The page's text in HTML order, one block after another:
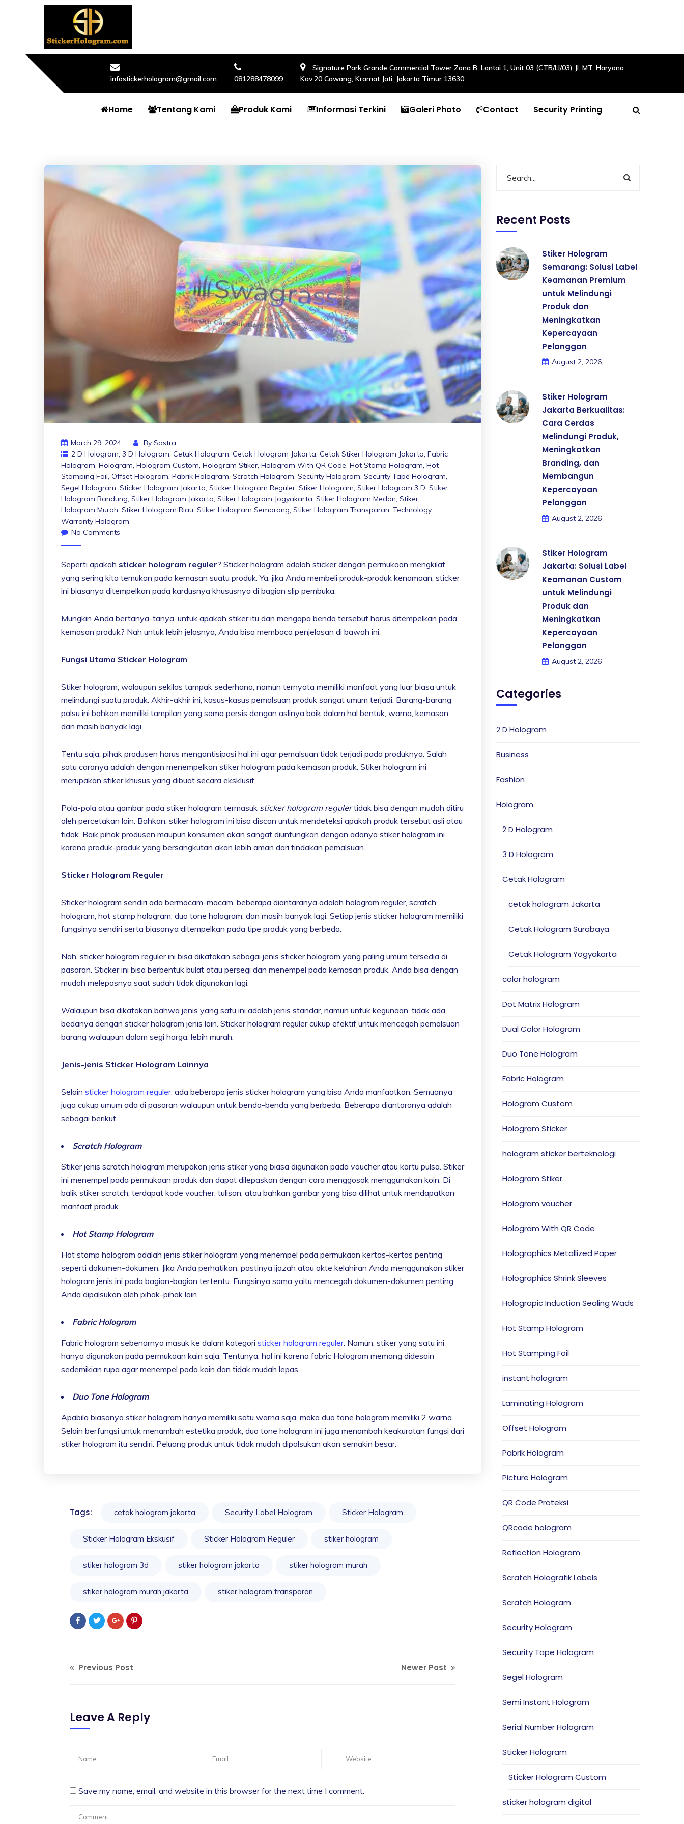
infostickerhologram@gmail.com 081288478099
Signature Park Grande Commercial Tower Zona B, Lantai 1, Unit 03 (CTB/LI/03) Jl. MT. Haryono
Kav.20 Cawang, Kramat Jati, Jakarta Timur 13630
Home Tentang Kami Produk Kami Informasi Terkini Galeri Photo Contact Security Printing
March 29, 2024 By Sastra
2 D Hologram, 3 D Hologram, Cetak Hologram, Cetak Hologram Jakarta, Cetak Stiker Hologram Jakarta, Fabric
Hologram, Hologram, Hologram Custom, Hologram Stiker, Hologram With QR Code, Hot Stamp Hologram, Hot
Stamping Foil, Offset Hologram, Pabrik Hologram, Scratch Hologram, Security Hologram, Security Tape Hologram,
Segel Hologram, Sticker Hologram Jakarta, Sticker Hologram Reguler, Stiker Hologram, Stiker Hologram 3 D, Stiker
Hologram Bandung, Stiker Hologram Jakarta, Stiker Hologram Jogyakarta, Stiker Hologram Medan, Stiker
Hologram Murah, Stiker Hologram Riau, Stiker Hologram Semarang, Stiker Hologram Transparan, Technology,
Warranty Hologram
No Comments
Seperti apakah sticker hologram reguler? Sticker hologram adalah sticker dengan permukaan mengkilat
yang sering kita temukan pada kemasan suatu produk. Ya, jika Anda membeli produk-produk kenamaan, sticker
ini biasanya ditempelkan pada kardusnya khususnya di bagian slip pembuka.
Mungkin Anda bertanya-tanya, untuk apakah stiker itu dan mengapa benda tersebut harus ditempelkan pada
kemasan produk? Nah untuk lebih jelasnya, Anda bisa membaca penjelasan di bawah ini.
Fungsi Utama Sticker Hologram
Stiker hologram, walaupun sekilas tampak sederhana, namun ternyata memiliki manfaat yang luar biasa untuk
melindungi suatu produk. Akhir-akhir ini, kasus-kasus pemalsuan produk sangat umum terjadi. Barang-barang
palsu ini bahkan memiliki tampilan yang sama persis dengan aslinya baik dalam hal bentuk, warna, kemasan,
dan masih banyak lagi.
Tentu saja, pihak produsen harus mengantisipasi hal ini agar pemalsuan tidak terjadi pada produknya. Salah
satu caranya adalah dengan menempelkan stiker hologram pada kemasan produk. Stiker hologram ini
merupakan stiker khusus yang dibuat secara eksklusif .
Pola-pola atau gambar pada stiker hologram termasuk sticker hologram regulertidak bisa dengan mudah ditiru
oleh percetakan lain. Bahkan, stiker hologram ini bisa discan untuk mendeteksi apakah produk tersebut asli atau
tidak. Baik pihak produsen maupun konsumen akan sangat diuntungkan dengan adanya stiker hologram ini
karena produk-produk yang bersangkutan akan lebih aman dari tindakan pemalsuan.
Sticker Hologram Reguler
Sticker hologram sendiri ada bermacam-macam, beberapa diantaranya adalah hologram reguler, scratch
hologram, hot stamp hologram, duo tone hologram, dan masih banyak lagi. Setiap jenis sticker hologram memiliki
fungsinya sendiri serta biasanya ditempelkan pada tipe produk yang berbeda.
Nah, sticker hologram reguler ini bisa dikatakan sebagai jenis sticker hologram yang paling umum tersedia di
pasaran. Sticker ini bisa berbentuk bulat atau persegi dan menempel pada kemasan produk. Anda bisa dengan
mudah melepasnya saat sudah tidak digunakan lagi.
Walaupun bisa dikatakan bahwa jenis yang satu ini adalah jenis standar, namun untuk kegunaan, tidak ada
bedanya dengan sticker hologram jenis lain. Sticker hologram reguler cukup efektif untuk mencegah pemalsuan
barang walaupun dalam segi harga, lebih murah.
Jenis-jenis Sticker Hologram Lainnya
Selain sticker hologram reguler, ada beberapa jenis sticker hologram yang bisa Anda manfaatkan. Semuanya
juga cukup umum ada di pasaran walaupun untuk benda-benda yang berbeda. Beberapa diantaranya adalah
sebagai berikut.
Scratch Hologram
Stiker jenis scratch hologram merupakan jenis stiker yang biasa digunakan pada voucher atau kartu pulsa. Stiker
ini menempel pada permukaan produk dan dapat dilepaskan dengan cara menggosok menggunakan koin. Di
balik stiker scratch, terdapat kode voucher, tulisan, atau bahkan gambar yang bisa dilihat untuk mendapatkan
manfaat produk.
Hot Stamp Hologram
Hot stamp hologram adalah jenis stiker hologram yang menempel pada permukaan kertas-kertas penting
seperti dokumen-dokumen. Jika Anda perhatikan, pastinya ijazah atau akte kelahiran Anda menggunakan stiker
hologram jenis ini pada bagian-bagian tertentu. Fungsinya sama yaitu mencegah dokumen-dokumen penting
Anda dipalsukan oleh pihak-pihak lain.
Fabric Hologram
Fabric hologram sebenarnya masuk ke dalam kategori sticker hologram reguler. Namun, stiker yang satu ini
hanya digunakan pada permukaan kain saja. Tentunya, hal ini karena fabric Hologram memang didesain
sedemikian rupa agar menempel pada kain dan tidak mudah lepas.
Duo Tone Hologram
Apabila biasanya stiker hologram hanya memiliki satu warna saja, maka duo tone hologram memiliki 2 warna.
Selain berfungsi untuk menambah estetika produk, duo tone hologram ini juga menambah keakuratan fungsi dari
stiker hologram itu sendiri. Peluang produk untuk tidak mudah dipalsukan akan semakin besar.
Tags: cetak hologram jakarta Security Label Hologram Sticker Hologram
Sticker Hologram Ekskusif Sticker Hologram Reguler stiker hologram
stiker hologram 3d stiker hologram jakarta stiker hologram murah
stiker hologram murah jakarta stiker hologram transparan
Previous Post Newer Post
Leave A Reply
Save my name, email, and website in this browser for the next time I comment.
Recent Posts
Stiker Hologram
Semarang: Solusi Label
Keamanan Premium
untuk Melindungi
Produk dan
Meningkatkan
Kepercayaan
Pelanggan
August 2, 2026
Stiker Hologram
Jakarta Berkualitas:
Cara Cerdas
Melindungi Produk,
Meningkatkan
Branding, dan
Membangun
Kepercayaan
Pelanggan
August 2, 2026
Stiker Hologram
Jakarta: Solusi Label
Keamanan Custom
untuk Melindungi
Produk dan
Meningkatkan
Kepercayaan
Pelanggan
August 2, 2026
Categories
2 D Hologram
Business
Fashion
Hologram
2 D Hologram
3 D Hologram
Cetak Hologram
cetak hologram Jakarta
Cetak Hologram Surabaya
Cetak Hologram Yogyakarta
color hologram
Dot Matrix Hologram
Dual Color Hologram
Duo Tone Hologram
Fabric Hologram
Hologram Custom
Hologram Sticker
hologram sticker berteknologi
Hologram Stiker
Hologram voucher
Hologram With QR Code
Holographics Metallized Paper
Holographics Shrink Sleeves
Holograpic Induction Sealing Wads
Hot Stamp Hologram
Hot Stamping Foil
instant hologram
Laminating Hologram
Offset Hologram
Pabrik Hologram
Picture Hologram
QR Code Proteksi
QRcode hologram
Reflection Hologram
Scratch Holografik Labels
Scratch Hologram
Security Hologram
Security Tape Hologram
Segel Hologram
Semi Instant Hologram
Serial Number Hologram
Sticker Hologram
Sticker Hologram Custom
sticker hologram digital